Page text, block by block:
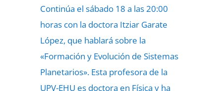
Continúa el sábado 18 a las 20:00
horas con la doctora Itziar Garate
López, que hablará sobre la
«Formación y Evolución de Sistemas
Planetarios». Esta profesora de la
UPV-EHU es doctora en Física y ha